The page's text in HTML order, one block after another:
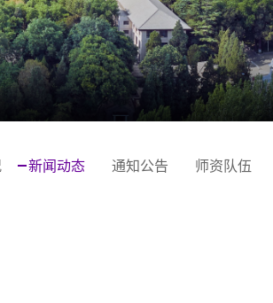
新闻动态 通知公告 师资队伍